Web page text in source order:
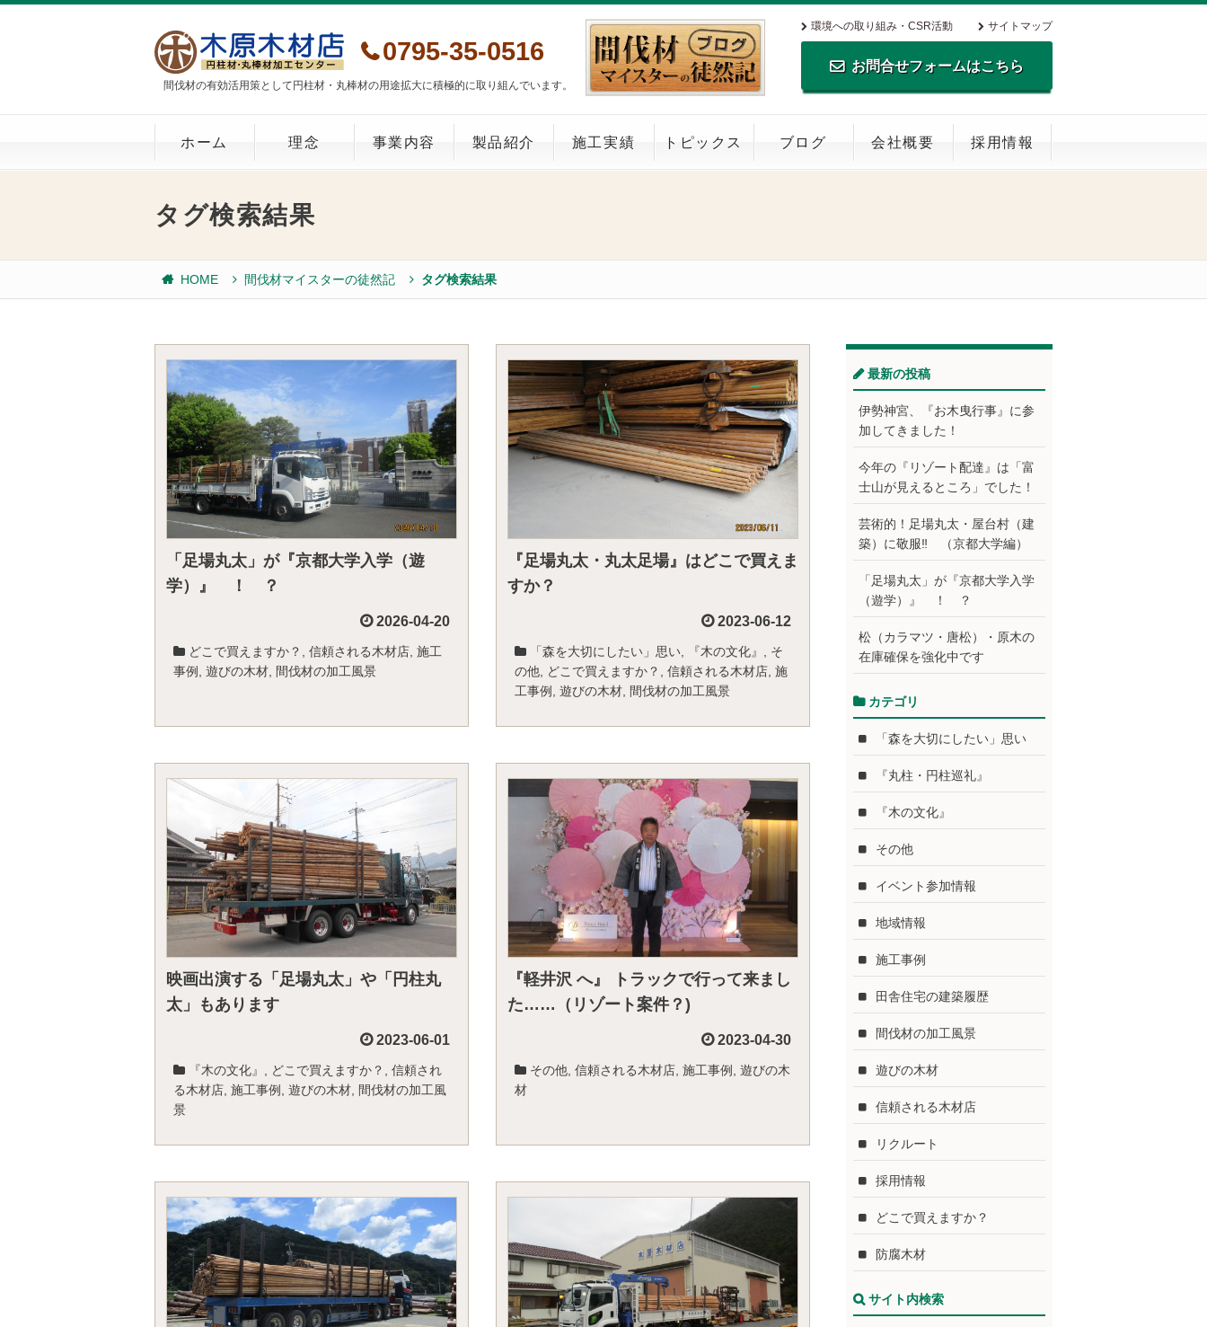
間伐材の有効活用策として円柱材・丸棒材の用途拡大に積極的に取り組んでいます。
0795-35-0516
環境への取り組み・CSR活動 サイトマップ
お問合せフォームはこちら
TEL.0795-35-0516 FAX.0795-35-
0269
ホーム 理念 事業内容 製品紹介 施工実績 トピックス ブログ 会社概要 採用情報
タグ検索結果
HOME 間伐材マイスターの徒然記 タグ検索結果
「足場丸太」が『京都大学入学（遊
学）』 ！ ？
2026-04-20
どこで買えますか？ 信頼される木材店 施工
事例
遊びの木材 間伐材の加工風景
『足場丸太・丸太足場』はどこで買えま
すか？
2023-06-12
「森を大切にしたい」思い 『木の文化』
そ
の他
どこで買えますか？ 信頼される木材店 施
工事例
遊びの木材 間伐材の加工風景
映画出演する「足場丸太」や「円柱丸
太」もあります
2023-06-01
『木の文化』 どこで買えますか？
信頼され
る木材店 施工事例 遊びの木材
間伐材の加工風
景
『軽井沢 へ』 トラックで行って来まし
た……（リゾート案件？)
2023-04-30
その他 信頼される木材店 施工事例
遊びの木
材
最新の投稿
伊勢神宮、『お木曳行事』に参
加してきました！
今年の『リゾート配達』は「富
士山が見えるところ」でした！
芸術的！足場丸太・屋台村（建
築）に敬服‼ （京都大学編）
「足場丸太」が『京都大学入学
（遊学）』 ！ ？
松（カラマツ・唐松）・原木の
在庫確保を強化中です
カテゴリ
「森を大切にしたい」思い
『丸柱・円柱巡礼』
『木の文化』
その他
イベント参加情報
地域情報
施工事例
田舎住宅の建築履歴
間伐材の加工風景
遊びの木材
信頼される木材店
リクルート
採用情報
どこで買えますか？
防腐木材
サイト内検索